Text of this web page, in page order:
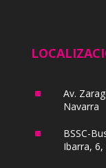
^
Av.
Navarra
^
BSSC-
Ibarra,